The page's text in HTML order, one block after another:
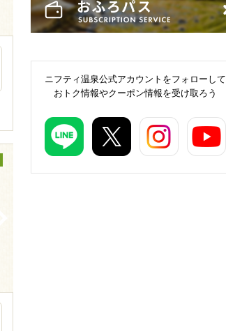
ニフティ温泉公式アカウントをフォローして
おトク情報やクーポン情報を受け取ろう